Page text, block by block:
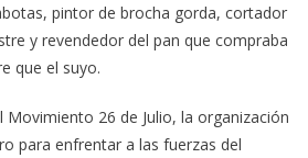
pintor de brocha gorda, cortador
y revendedor del pan que compraba
que el suyo.
Movimiento 26 de Julio, la organización
para enfrentar a las fuerzas del